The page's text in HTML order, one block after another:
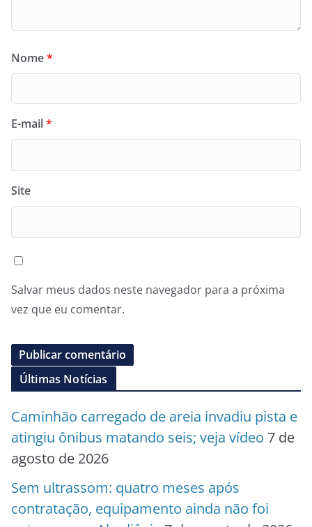
Nome*
E-mail*
Site
Salvar meus dados neste navegador para a próxima
vez que eu comentar.
Últimas Notícias
Caminhão carregado de areia invadiu pista e
atingiu ônibus matando seis; veja vídeo 7 de
agosto de 2026
Sem ultrassom: quatro meses após
contratação, equipamento ainda não foi